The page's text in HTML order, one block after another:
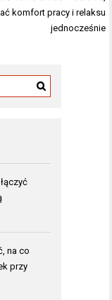
komfort pracy i relaksu
jednocześnie
na co
przy